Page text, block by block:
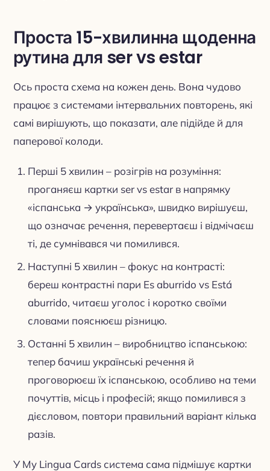
Проста 15-хвилинна щоденна
рутина для ser vs estar
Ось проста схема на кожен день. Вона чудово
працює з системами інтервальних повторень, які
самі вирішують, що показати, але підійде й для
паперової колоди.
Перші 5 хвилин – розігрів на розуміння:
проганяєш картки ser vs estar в напрямку
«іспанська → українська», швидко вирішуєш,
що означає речення, перевертаєш і відмічаєш
ті, де сумнівався чи помилився.
Наступні 5 хвилин – фокус на контрасті:
береш контрастні пари Es aburrido vs Está
aburrido, читаєш уголос і коротко своїми
словами пояснюєш різницю.
Останні 5 хвилин – виробництво іспанською:
тепер бачиш українські речення й
проговорюєш їх іспанською, особливо на теми
почуттів, місць і професій; якщо помилився з
дієсловом, повтори правильний варіант кілька
разів.
У My Lingua Cards система сама підмішує картки